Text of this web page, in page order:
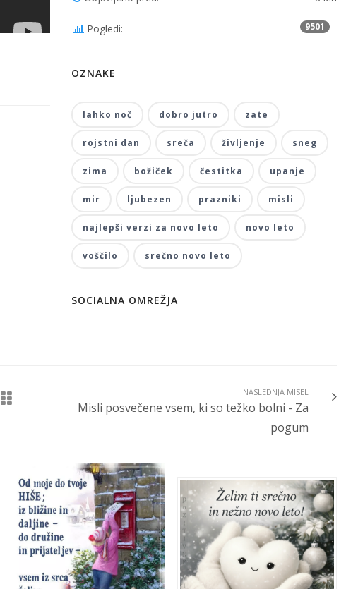
Pogledi: 9501
OZNAKE
lahko noč dobro jutro zate
rojstni dan sreča življenje sneg
zima božiček čestitka upanje
mir ljubezen prazniki misli
najlepši verzi za novo leto novo leto
voščilo srečno novo leto
SOCIALNA OMREŽJA
NASLEDNJA MISEL
Misli posvečene vsem, ki so težko bolni - Za
pogum